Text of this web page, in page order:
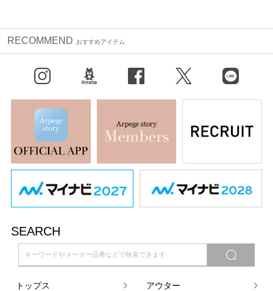
RECOMMEND おすすめアイテム
X（旧Twitter） LINE
SEARCH
トップス アウター